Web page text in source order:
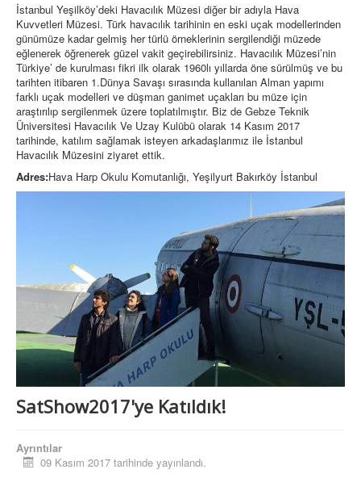
Etkinliklerimiz Geziler
İstanbul Yeşilköy’deki Havacılık Müzesi diğer bir adıyla Hava
Kuvvetleri Müzesi. Türk havacılık tarihinin en eski uçak modellerinden
günümüze kadar gelmiş her türlü örneklerinin sergilendiği müzede
eğlenerek öğrenerek güzel vakit geçirebilirsiniz. Havacılık Müzesi’nin
Türkiye’ de kurulması fikri ilk olarak 1960lı yıllarda öne sürülmüş ve bu
tarihten itibaren 1.Dünya Savaşı sırasında kullanılan Alman yapımı
farklı uçak modelleri ve düşman ganimet uçakları bu müze için
araştırılıp sergilenmek üzere toplatılmıştır. Biz de Gebze Teknik
Üniversitesi Havacılık Ve Uzay Kulübü olarak 14 Kasım 2017
tarihinde, katılım sağlamak isteyen arkadaşlarımız ile İstanbul
Havacılık Müzesini ziyaret ettik.
Adres:Hava Harp Okulu Komutanlığı, Yeşilyurt Bakırköy İstanbul
SatShow2017'ye Katıldık!
Ayrıntılar
09 Kasım 2017 tarihinde yayınlandı.